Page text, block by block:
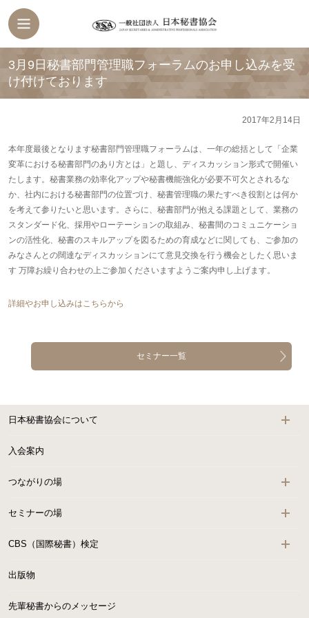
3月9日秘書部門管理職フォーラムのお申し込みを受
け付けております
2017年2月14日
本年度最後となります秘書部門管理職フォーラムは、一年の総括として「企業
変革における秘書部門のあり方とは」と題し、ディスカッション形式で開催い
たします。秘書業務の効率化アップや秘書機能強化が必要不可欠とされるな
か、社内における秘書部門の位置づけ、秘書管理職の果たすべき役割とは何か
を考えて参りたいと思います。さらに、秘書部門が抱える課題として、業務の
スタンダード化、採用やローテーションの取組み、秘書間のコミュニケーショ
ンの活性化、秘書のスキルアップを図るための育成などに関しても、ご参加の
みなさんとの闊達なディスカッションにて意見交換を行う機会としたく思いま
す 万障お繰り合わせの上ご参加くださいますようご案内申し上げます。
詳細やお申し込みはこちらから
セミナー一覧
日本秘書協会について
入会案内
つながりの場
セミナーの場
CBS（国際秘書）検定
出版物
先輩秘書からのメッセージ